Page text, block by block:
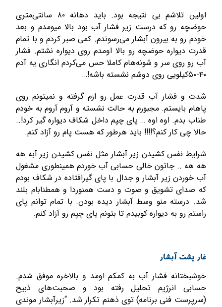
اولین تلاشم بی نتیجه بود. باید دهانه ۸۰ سانتی‌متری
حوضچه رو که درست زیر فشار آب بود بالا میومدم و بعد
خودم رو به بیرون آبشار می‌رسوندم. کمی صبر کردم و با تمام
قدرت دیواره حوضچه رو بالا اومدم روی دیواره نشتم. فشار
آب رو روی سر و شونه‌هام کاملا حس می‌کردم انگاری یه آدم
۴۰-۵۰کیلویی روی دوشم نشسته باشه!…
شدت و فشار آب قدرت عمل رو ازم گرفته و نمیتونم روی
پاهام بایستم. مجبورم به حالت نشسته و آروم آروم به خودم
طناب بدم. اوه اوه … پای چپم داخل شکاف دیواره گیر کرد!..
حالا چی کار کنم؟!!!! باید هرطور که هست پام رو آزاد کنم.
شرایط نفس کشیدن زیر آبشار مثل نفس کشیدن زیر آبه هه
هه هه .. جاتون خالی حسابی آب خوردم همینطوری مشغول
آب خوردن زیر آبشار و جدال با پای گیرافتاده در شکاف بودم
که صدای تشویق و صوت و دست همنوردا و همطنابام بلند
شد. درسته منو وسط آبشار دیده بودن. با تمام توانم پای
راستم رو به دیواره کوبیدم تا بتونم پای چپم رو آزاد کنم.
غار پشت آبشار
خوشبختانه فشار آب به کمکم اومد و بالاخره موفق شدم.
حسابی انرژیم تحلیل رفته بود و صحبت‌های ذبیح
(سرپرست فنی برنامه) توی ذهنم تکرار شد. “زیرآبشار موندی